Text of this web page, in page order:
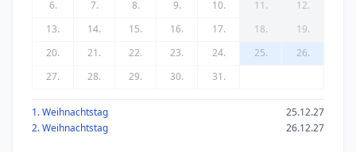
6.
7. 8. 9. 10. 11.
12.
13.
14. 15. 16. 17. 18.
19.
20.
21. 22. 23. 24. 25.
26.
27.
28. 29. 30. 31.
1. Weihnachtstag
25.12.27
2. Weihnachtstag
26.12.27